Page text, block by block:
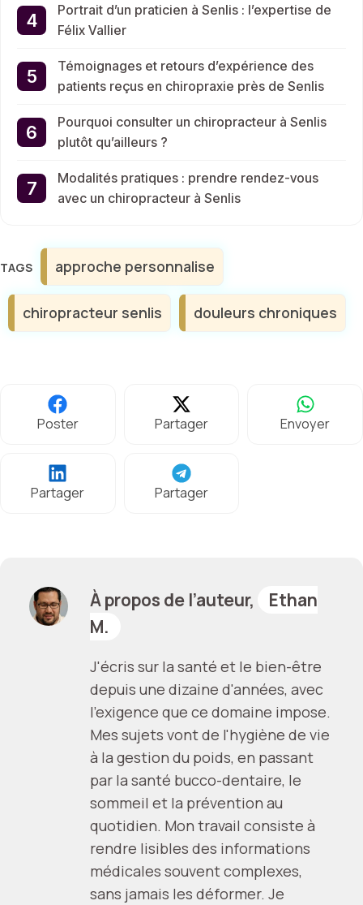
Portrait d’un praticien à Senlis : l’expertise de
Félix Vallier
Témoignages et retours d’expérience des
patients reçus en chiropraxie près de Senlis
Pourquoi consulter un chiropracteur à Senlis
plutôt qu’ailleurs ?
Modalités pratiques : prendre rendez-vous
avec un chiropracteur à Senlis
Étiquettes
approche personnalise
chiropracteur senlis douleurs chroniques
Poster Partager Envoyer
Partager Partager
À propos de l’auteur,
Ethan
M.
J'écris sur la santé et le bien-être
depuis une dizaine d'années, avec
l'exigence que ce domaine impose.
Mes sujets vont de l'hygiène de vie
à la gestion du poids, en passant
par la santé bucco-dentaire, le
sommeil et la prévention au
quotidien. Mon travail consiste à
rendre lisibles des informations
médicales souvent complexes,
sans jamais les déformer. Je